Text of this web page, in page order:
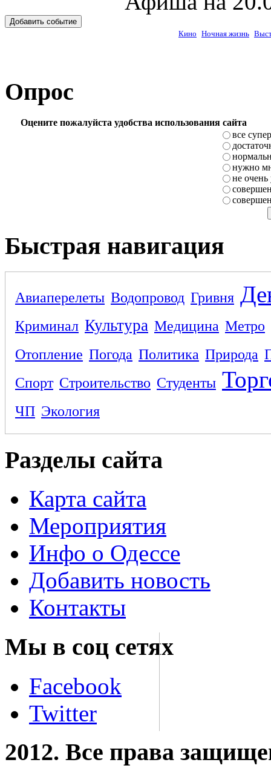
Добавить событие
Кино Ночная жизнь
Опрос
Оцените пожалуйста удобства использования сайта
все супер
нужно
не очень
Быстрая навигация
Авиаперелеты Водопровод Гривня
Криминал Культура Медицина Метро
Отопление Погода Политика Природа
Спорт Строительство Студенты
ЧП Экология
Разделы сайта
Карта сайта
Мероприятия
Инфо о Одессе
Добавить новость
Контакты
Мы в соц сетях
Facebook
Twitter
2012. Все права